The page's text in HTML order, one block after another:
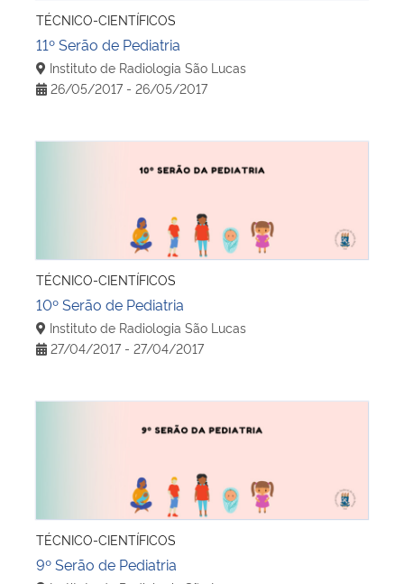
TÉCNICO-CIENTÍFICOS
11º Serão de Pediatria
Instituto de Radiologia São Lucas
26/05/2017 - 26/05/2017
TÉCNICO-CIENTÍFICOS
10º Serão de Pediatria
Instituto de Radiologia São Lucas
27/04/2017 - 27/04/2017
TÉCNICO-CIENTÍFICOS
9º Serão de Pediatria